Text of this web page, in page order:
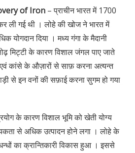
of Iron – प्राचीन भारत में 1700
ली गई थी । लोहे की खोज ने भारत में
योगदान दिया । मध्य गंगा के मैदानी
मिट्टी के कारण विशाल जंगल पाए जाते
कांसे के औज़ारों से साफ़ करना अत्यन्त
से इन वनों की सफ़ाई करना सुगम हो गया
के कारण विशाल भूमि को खेती योग्य
से अधिक उत्पादन होने लगा । लोहे के
का क्रान्तिकारी विकास हुआ । इससे